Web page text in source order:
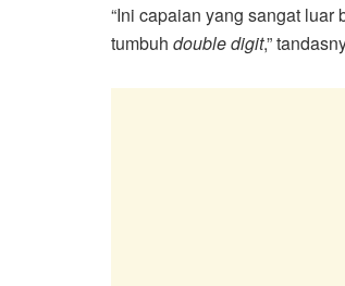
“Ini capaian yang sangat
tumbuh double digit,”